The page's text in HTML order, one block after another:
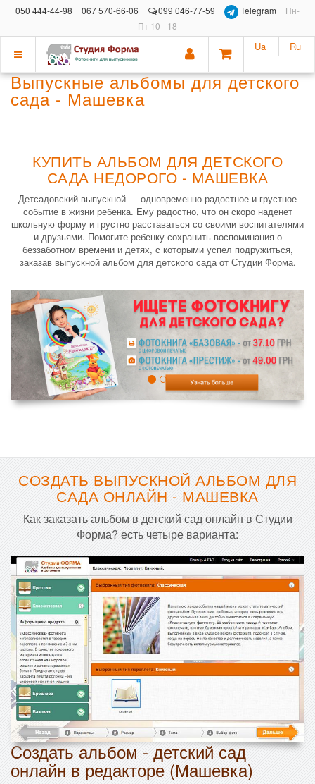
050 444-44-98 067 570-66-06 099 046-77-59 Telegram
Пн-
Пт 10 - 18
Показать
меню
Ua Ru
Выпускные альбомы для детского
сада - Машевка
КУПИТЬ АЛЬБОМ ДЛЯ ДЕТСКОГО
САДА НЕДОРОГО - МАШЕВКА
Детсадовский выпускной — одновременно радостное и грустное
событие в жизни ребенка. Ему радостно, что он скоро наденет
школьную форму и грустно расставаться со своими воспитателями
и друзьями. Помогите ребенку сохранить воспоминания о
беззаботном времени и детях, с которыми успел подружиться,
заказав выпускной альбом для детского сада от Студии Форма.
СОЗДАТЬ ВЫПУСКНОЙ АЛЬБОМ ДЛЯ
САДА ОНЛАЙН - МАШЕВКА
Как заказать альбом в детский сад онлайн в Студии
Форма? есть четыре варианта:
Cоздать альбом - детский сад
онлайн в редакторе (Машевка)